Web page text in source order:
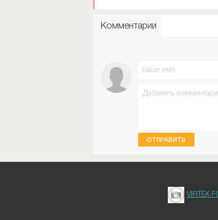
Комментарии
ОТПРАВИТЬ
VIRTEX-